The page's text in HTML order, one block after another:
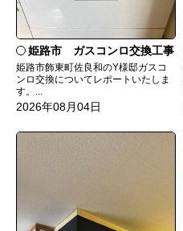
姫路市 ガスコンロ交換工事
姫路市飾東町佐良和のY様邸ガスコ
ンロ交換についてレポートいたしま
す。...
2026年08月04日